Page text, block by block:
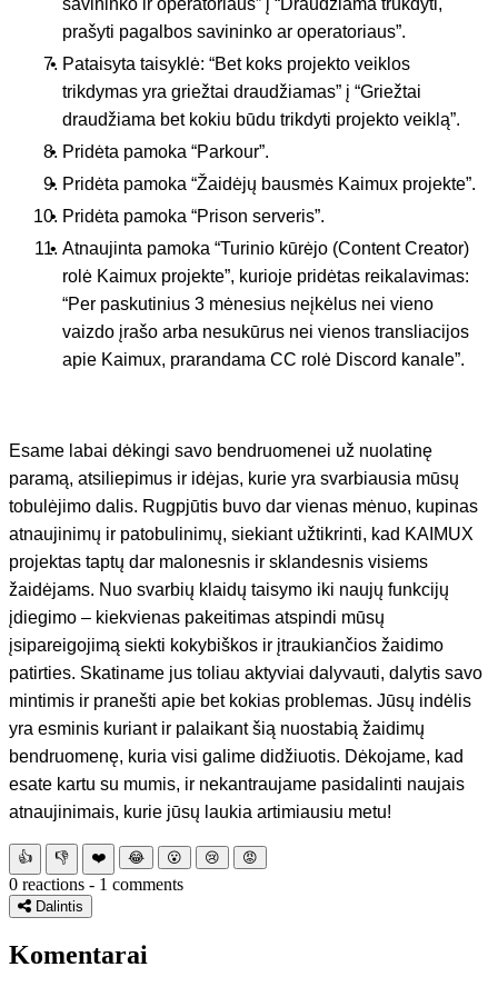
prašyti pagalbos savininko ar operatoriaus”.
Pataisyta taisyklė: “Bet koks projekto veiklos
trikdymas yra griežtai draudžiamas” į “Griežtai
draudžiama bet kokiu būdu trikdyti projekto veiklą”.
Pridėta pamoka “Parkour”.
Pridėta pamoka “Žaidėjų bausmės Kaimux projekte”.
Pridėta pamoka “Prison serveris”.
Atnaujinta pamoka “Turinio kūrėjo (Content Creator)
rolė Kaimux projekte”, kurioje pridėtas reikalavimas:
“Per paskutinius 3 mėnesius neįkėlus nei vieno
vaizdo įrašo arba nesukūrus nei vienos transliacijos
apie Kaimux, prarandama CC rolė Discord kanale”.
Esame labai dėkingi savo bendruomenei už nuolatinę
paramą, atsiliepimus ir idėjas, kurie yra svarbiausia mūsų
tobulėjimo dalis. Rugpjūtis buvo dar vienas mėnuo, kupinas
atnaujinimų ir patobulinimų, siekiant užtikrinti, kad KAIMUX
projektas taptų dar malonesnis ir sklandesnis visiems
žaidėjams. Nuo svarbių klaidų taisymo iki naujų funkcijų
įdiegimo – kiekvienas pakeitimas atspindi mūsų
įsipareigojimą siekti kokybiškos ir įtraukiančios žaidimo
patirties. Skatiname jus toliau aktyviai dalyvauti, dalytis savo
mintimis ir pranešti apie bet kokias problemas. Jūsų indėlis
yra esminis kuriant ir palaikant šią nuostabią žaidimų
bendruomenę, kuria visi galime didžiuotis. Dėkojame, kad
esate kartu su mumis, ir nekantraujame pasidalinti naujais
atnaujinimais, kurie jūsų laukia artimiausiu metu!
👍 👎 ❤️ 😂 😮 😢 😡
0 reactions - 1 comments
Dalintis
Komentarai